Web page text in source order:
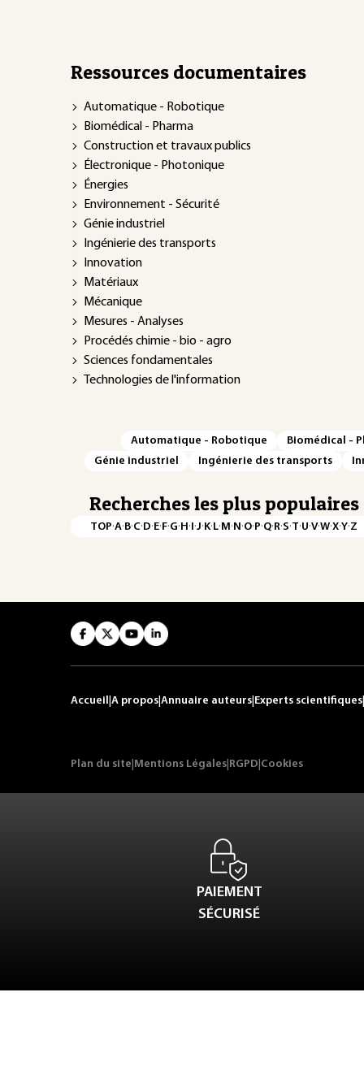
Ressources documentaires
Automatique - Robotique
Biomédical - Pharma
Construction et travaux publics
Électronique - Photonique
Énergies
Environnement - Sécurité
Génie industriel
Ingénierie des transports
Innovation
Matériaux
Mécanique
Mesures - Analyses
Procédés chimie - bio - agro
Sciences fondamentales
Technologies de l'information
Automatique - Robotique
Biomédical -
Génie industriel
Ingénierie des transports
Recherches les plus populaires
TOP·A·B·C·D·E·F·G·H·I·J·K·L·M·N·O·P·Q·R·S·T·U·V·W·X·Y·Z
Accueil A propos Annuaire auteurs Experts scientifiques
Plan du site Mentions Légales RGPD Cookies
PAIEMENT
SÉCURISÉ